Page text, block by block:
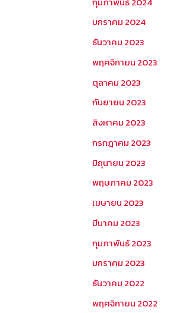
มกราคม 2024
ธันวาคม 2023
พฤศจิกายน 2023
ตุลาคม 2023
กันยายน 2023
สิงหาคม 2023
กรกฎาคม 2023
มิถุนายน 2023
พฤษภาคม 2023
เมษายน 2023
มีนาคม 2023
กุมภาพันธ์ 2023
มกราคม 2023
ธันวาคม 2022
พฤศจิกายน 2022